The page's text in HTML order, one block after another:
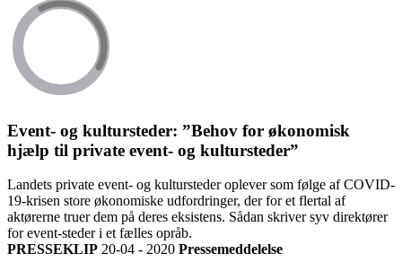
Event- og kultursteder: ”Behov for økonomisk
hjælp til private event- og kultursteder”
Landets private event- og kultursteder oplever som følge af COVID-
19-krisen store økonomiske udfordringer, der for et flertal af
aktørerne truer dem på deres eksistens. Sådan skriver syv direktører
for event-steder i et fælles opråb.
PRESSEKLIP 20-04 - 2020 Pressemeddelelse